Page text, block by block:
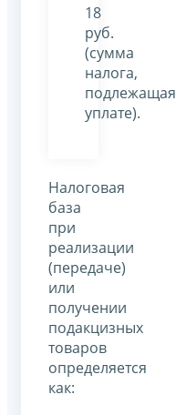
18
руб.
(сумма
налога,
подлежащая
уплате).
Налоговая
база
при
реализации
(передаче)
или
получении
подакцизных
товаров
определяется
как: